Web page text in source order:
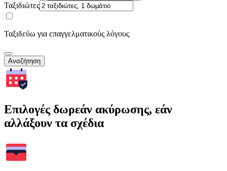
Ταξιδιώτες
Ταξιδεύω για επαγγελματικούς λόγους
Αναζήτηση
Επιλογές δωρεάν ακύρωσης, εάν
αλλάξουν τα σχέδια